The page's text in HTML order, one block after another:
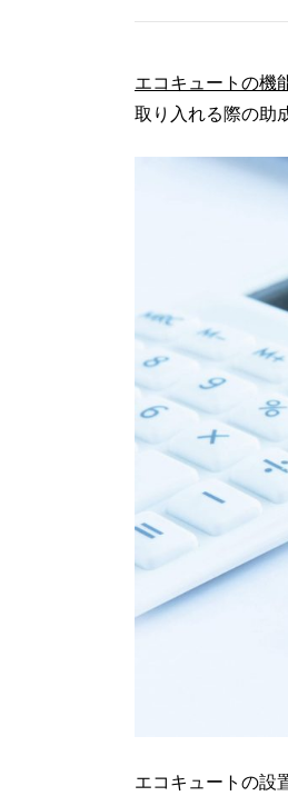
エコキュートの
取り入れる際の助
エコキュートの設